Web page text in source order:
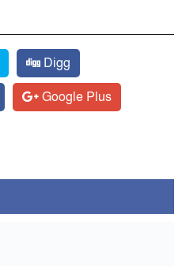
Digg
Google Plus